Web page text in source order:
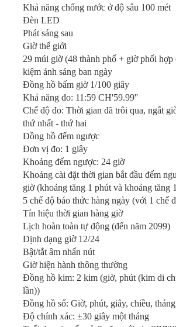
Khả năng chống nước ở độ sâu 100 mét
Đèn LED
Phát sáng sau
Giờ thế giới
29 múi giờ (48 thành phố + giờ phối hợp
kiệm ánh sáng ban ngày
Đồng hồ bấm giờ 1/100 giây
Khả năng đo: 11:59 CH'59.99''
Chế độ đo: Thời gian đã trôi qua, ngắt
thứ nhất - thứ hai
Đồng hồ đếm ngược
Đơn vị đo: 1 giây
Khoảng đếm ngược: 24 giờ
Khoảng cài đặt thời gian bắt đầu đếm
giờ (khoảng tăng 1 phút và khoảng tăng
5 chế độ báo thức hàng ngày (với 1 chế
Tín hiệu thời gian hàng giờ
Lịch hoàn toàn tự động (đến năm 2099)
Định dạng giờ 12/24
Bật/tắt âm nhấn nút
Giờ hiện hành thông thường
Đồng hồ kim: 2 kim (giờ, phút (kim di
lần))
Đồng hồ số: Giờ, phút, giây, chiều,
Độ chính xác: ±30 giây một tháng